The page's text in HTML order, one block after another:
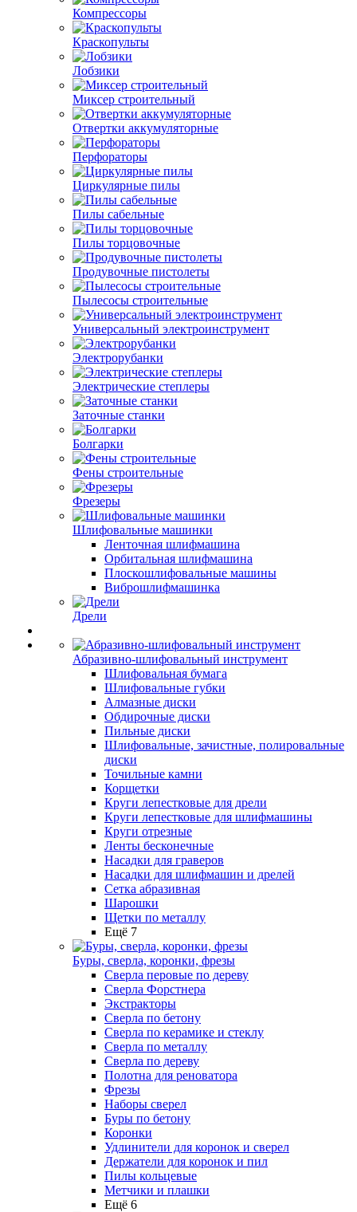
Компрессоры
Краскопульты
Лобзики
Миксер строительный
Отвертки аккумуляторные
Перфораторы
Циркулярные пилы
Пилы сабельные
Пилы торцовочные
Продувочные пистолеты
Пылесосы строительные
Универсальный электроинструмент
Электрорубанки
Электрические степлеры
Заточные станки
Болгарки
Фены строительные
Фрезеры
Шлифовальные машинки
Ленточная шлифмашина
Орбитальная шлифмашина
Плоскошлифовальные машины
Виброшлифмашинка
Дрели
Абразивно-шлифовальный инструмент
Шлифовальная бумага
Шлифовальные губки
Алмазные диски
Обдирочные диски
Пильные диски
Шлифовальные, зачистные, полировальные
диски
Точильные камни
Корщетки
Круги лепестковые для дрели
Круги лепестковые для шлифмашины
Круги отрезные
Ленты бесконечные
Насадки для граверов
Насадки для шлифмашин и дрелей
Сетка абразивная
Шарошки
Щетки по металлу
Ещё 7
Буры, сверла, коронки, фрезы
Сверла перовые по дереву
Сверла Форстнера
Экстракторы
Сверла по бетону
Сверла по керамике и стеклу
Сверла по металлу
Сверла по дереву
Полотна для реноватора
Фрезы
Наборы сверел
Буры по бетону
Коронки
Удлинители для коронок и сверел
Держатели для коронок и пил
Пилы кольцевые
Метчики и плашки
Ещё 6